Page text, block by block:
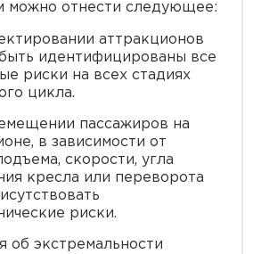
можно отнести следующее:
аттракционов
идентифицированы все
риски на всех стадиях
цикла.
пассажиров на
в зависимости от
скорости, угла
кресла или переворота
риски.
об экстремальности